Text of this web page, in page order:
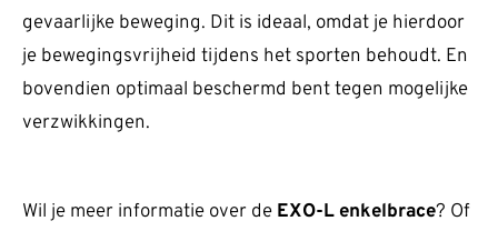
gevaarlijke beweging. Dit is ideaal, omdat je hierdoor
je bewegingsvrijheid tijdens het sporten behoudt. En
bovendien optimaal beschermd bent tegen mogelijke
verzwikkingen.
Wil je meer informatie over de EXO-L enkelbrace? Of